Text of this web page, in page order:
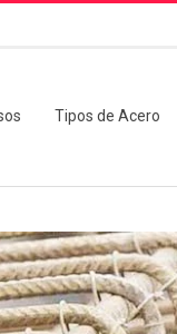
Tipos de Acero